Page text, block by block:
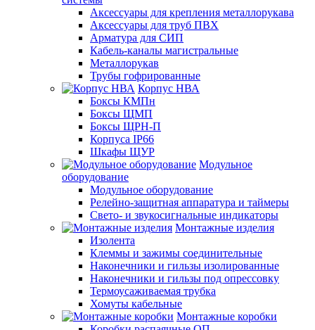
Аксессуары для крепления металлорукава
Аксессуары для труб ПВХ
Арматура для СИП
Кабель-каналы магистральные
Металлорукав
Трубы гофрированные
Корпус НВА
Боксы КМПн
Боксы ЩМП
Боксы ЩРН-П
Корпуса IP66
Шкафы ЩУР
Модульное
оборудование
Модульное оборудование
Релейно-защитная аппаратура и таймеры
Свето- и звукосигнальные индикаторы
Монтажные изделия
Изолента
Клеммы и зажимы соединительные
Наконечники и гильзы изолированные
Наконечники и гильзы под опрессовку
Термоусаживаемая трубка
Хомуты кабельные
Монтажные коробки